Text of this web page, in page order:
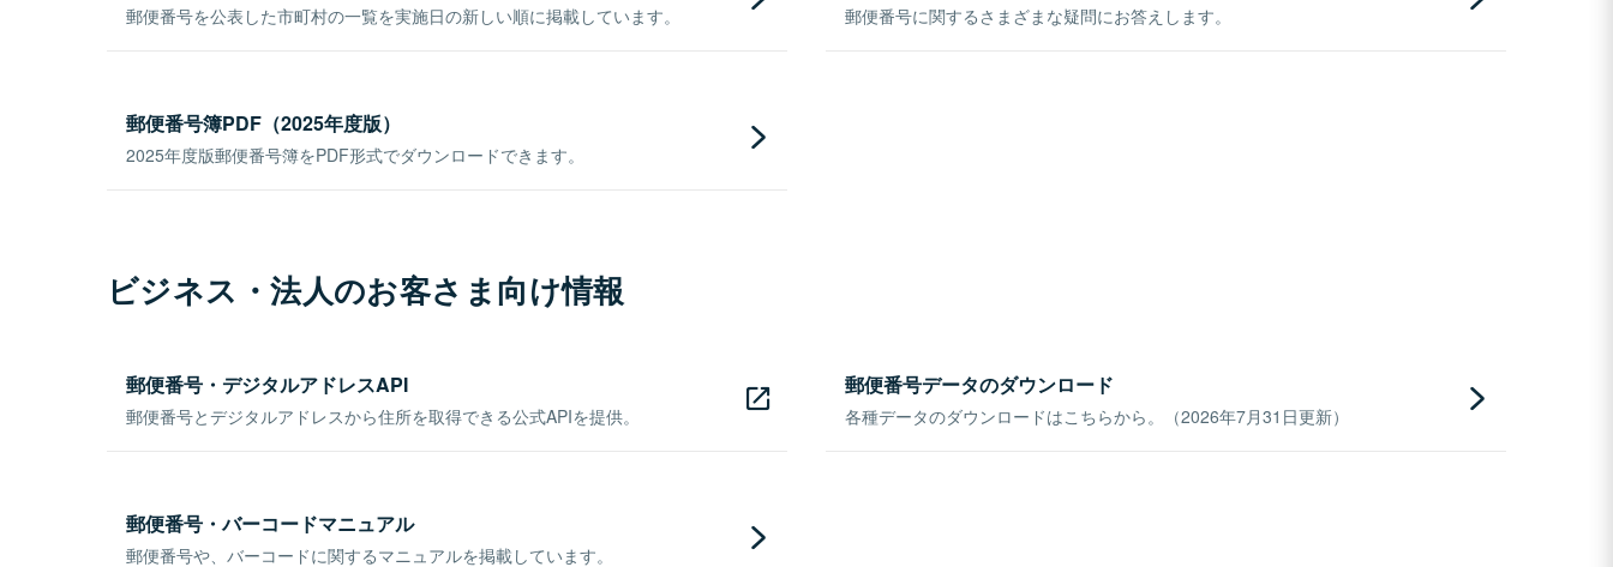
郵便番号を公表した市町村の一覧を実施日の新しい順に掲載しています。 郵便番号に関するさまざまな疑問にお答えします。
郵便番号簿PDF（2025年度版）
2025年度版郵便番号簿をPDF形式でダウンロードできます。
ビジネス・法人のお客さま向け情報
郵便番号・デジタルアドレスAPI
郵便番号とデジタルアドレスから住所を取得できる公式APIを提供。
郵便番号データのダウンロード
各種データのダウンロードはこちらから。（2026年7月31日更新）
郵便番号・バーコードマニュアル
郵便番号や、バーコードに関するマニュアルを掲載しています。